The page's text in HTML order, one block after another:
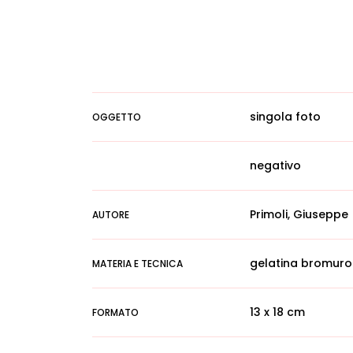
OGGETTO singola foto
negativo
AUTORE Primoli, Giuseppe
MATERIA E TECNICA gelatina
FORMATO 13 x 18 cm